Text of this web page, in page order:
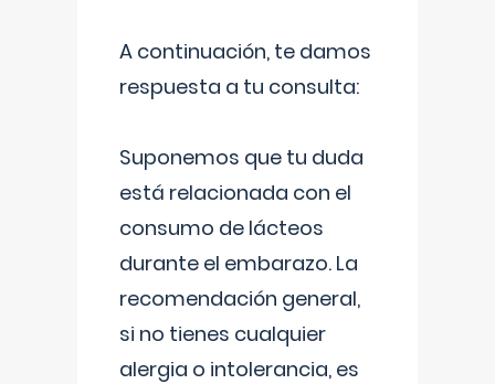
A continuación, te damos
respuesta a tu consulta:
Suponemos que tu duda
está relacionada con el
consumo de lácteos
durante el embarazo. La
recomendación general,
si no tienes cualquier
alergia o intolerancia, es